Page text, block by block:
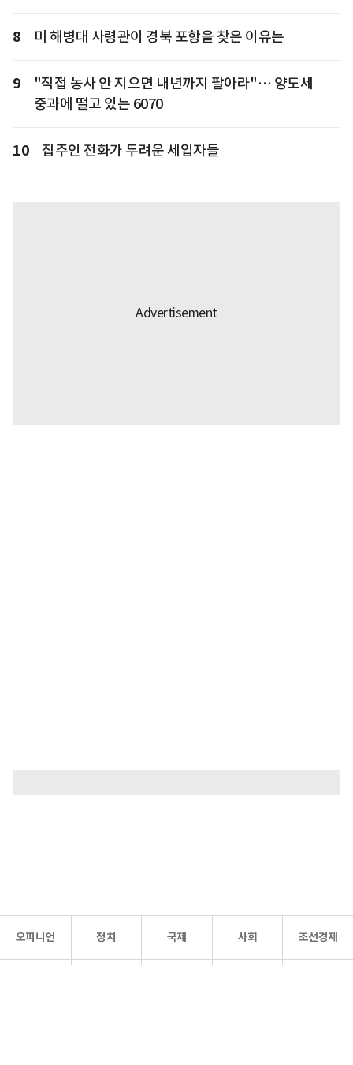
8 미 해병대 사령관이 경북 포항을 찾은 이유는
9
"직접 농사 안 지으면 내년까지 팔아라"… 양도세
중과에 떨고 있는 6070
10 집주인 전화가 두려운 세입자들
오피니언 정치 국제 사회 조선경제